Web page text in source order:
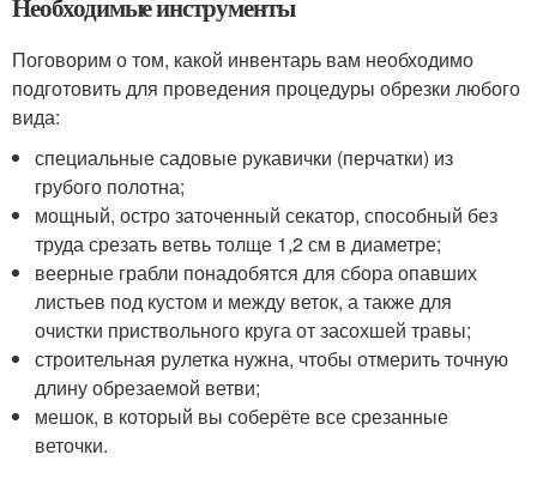
Необходимые инструменты
Поговорим о том, какой инвентарь вам необходимо
подготовить для проведения процедуры обрезки любого
вида:
специальные садовые рукавички (перчатки) из
грубого полотна;
мощный, остро заточенный секатор, способный без
труда срезать ветвь толще 1,2 см в диаметре;
веерные грабли понадобятся для сбора опавших
листьев под кустом и между веток, а также для
очистки приствольного круга от засохшей травы;
строительная рулетка нужна, чтобы отмерить точную
длину обрезаемой ветви;
мешок, в который вы соберёте все срезанные
веточки.